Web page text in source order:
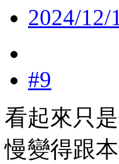
2024/12/
#9
看起來只
慢變得跟